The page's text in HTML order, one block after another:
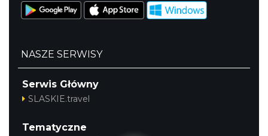
NASZE SERWISY
Serwis Główny
SLASKIE.travel
Tematyczne